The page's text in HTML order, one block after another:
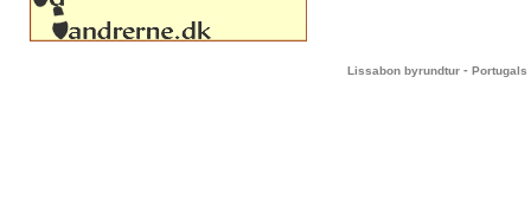
Lissabon byrundtur - Portugals